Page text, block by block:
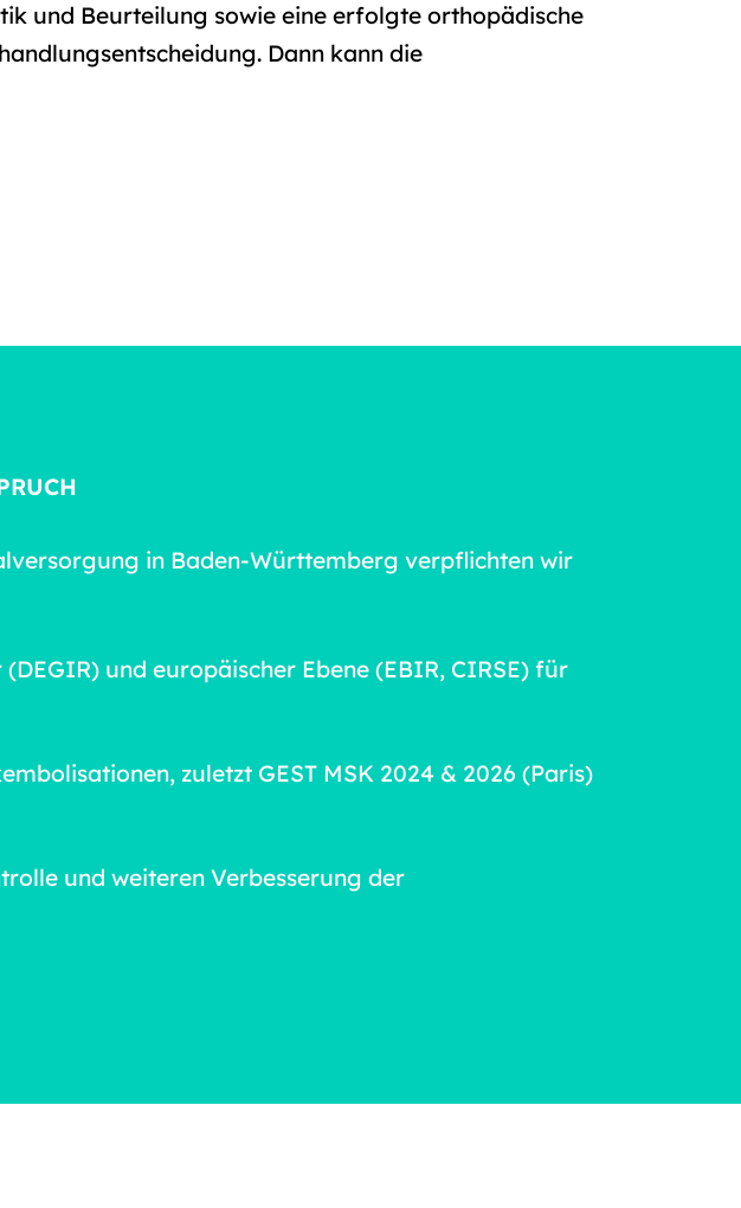
und Beurteilung sowie eine erfolgte orthopädische
Dann kann die
in Baden-Württemberg verpflichten wir
und europäischer Ebene (EBIR, CIRSE) für
zuletzt GEST MSK 2024 & 2026 (Paris)
und weiteren Verbesserung der